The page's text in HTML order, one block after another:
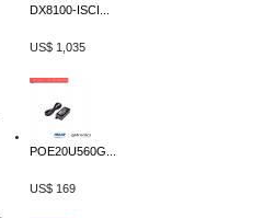
DX8100-ISCI...
US$ 1,035
POE20U560G...
US$ 169